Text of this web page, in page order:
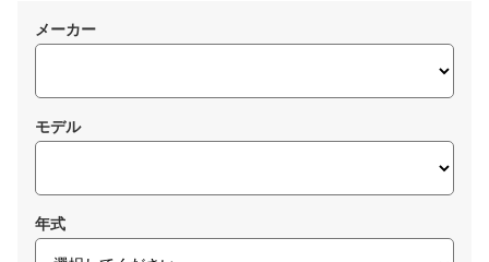
メーカー
モデル
年式